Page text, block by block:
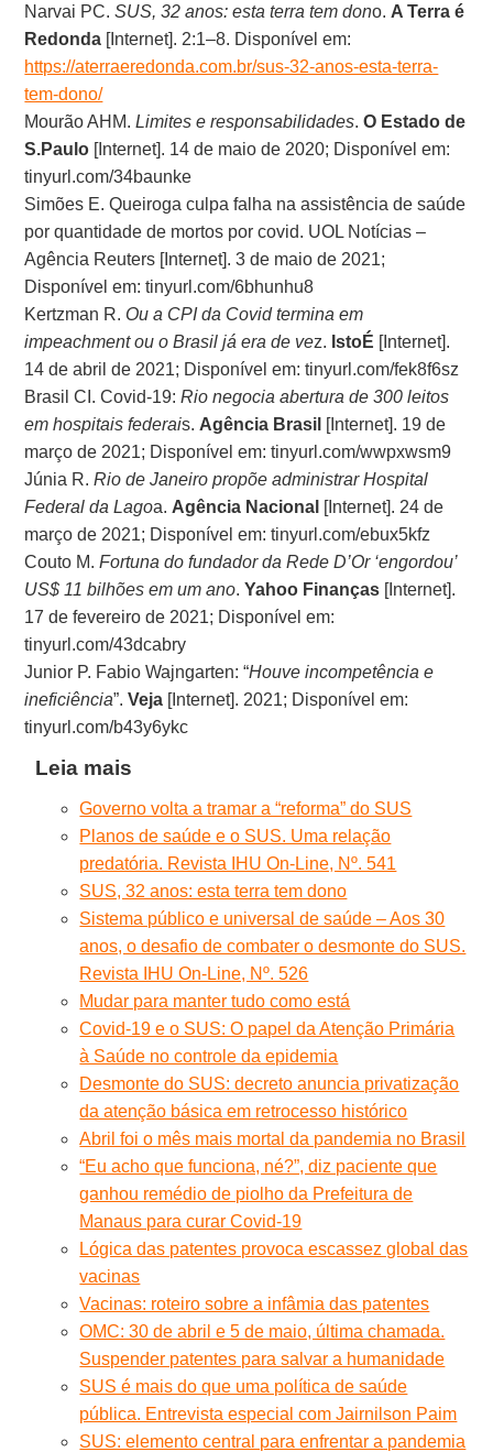
Narvai PC.SUS, 32 anos: esta terra tem dono. A Terra é
Redonda [Internet]. 2:1–8. Disponível em:
https://aterraeredonda.com.br/sus-32-anos-esta-terra-
tem-dono/
Mourão AHM.Limites e responsabilidades.O Estado de
S.Paulo [Internet]. 14 de maio de 2020; Disponível em:
tinyurl.com/34baunke
Simões E. Queiroga culpa falha na assistência de saúde
por quantidade de mortos por covid. UOL Notícias –
Agência Reuters [Internet]. 3 de maio de 2021;
Disponível em: tinyurl.com/6bhunhu8
Kertzman R. Ou a CPI da Covid termina em
impeachment ou o Brasil já era de vez. IstoÉ [Internet].
14 de abril de 2021; Disponível em: tinyurl.com/fek8f6sz
Brasil CI. Covid-19:Rio negocia abertura de 300 leitos
em hospitais federais. Agência Brasil [Internet]. 19 de
março de 2021; Disponível em: tinyurl.com/wwpxwsm9
Júnia R.Rio de Janeiro propõe administrar Hospital
Federal da Lagoa. Agência Nacional [Internet]. 24 de
março de 2021; Disponível em: tinyurl.com/ebux5kfz
Couto M.Fortuna do fundador da Rede D’Or ‘engordou’
US$ 11 bilhões em um ano.Yahoo Finanças [Internet].
17 de fevereiro de 2021; Disponível em:
tinyurl.com/43dcabry
Junior P. Fabio Wajngarten: “Houve incompetência e
ineficiência”.Veja [Internet]. 2021; Disponível em:
tinyurl.com/b43y6ykc
Leia mais
Governo volta a tramar a “reforma” do SUS
Planos de saúde e o SUS. Uma relação
predatória. Revista IHU On-Line, Nº. 541
SUS, 32 anos: esta terra tem dono
Sistema público e universal de saúde – Aos 30
anos, o desafio de combater o desmonte do SUS.
Revista IHU On-Line, Nº. 526
Mudar para manter tudo como está
Covid-19 e o SUS: O papel da Atenção Primária
à Saúde no controle da epidemia
Desmonte do SUS: decreto anuncia privatização
da atenção básica em retrocesso histórico
Abril foi o mês mais mortal da pandemia no Brasil
“Eu acho que funciona, né?”, diz paciente que
ganhou remédio de piolho da Prefeitura de
Manaus para curar Covid-19
Lógica das patentes provoca escassez global das
vacinas
Vacinas: roteiro sobre a infâmia das patentes
OMC: 30 de abril e 5 de maio, última chamada.
Suspender patentes para salvar a humanidade
SUS é mais do que uma política de saúde
pública. Entrevista especial com Jairnilson Paim
SUS: elemento central para enfrentar a pandemia